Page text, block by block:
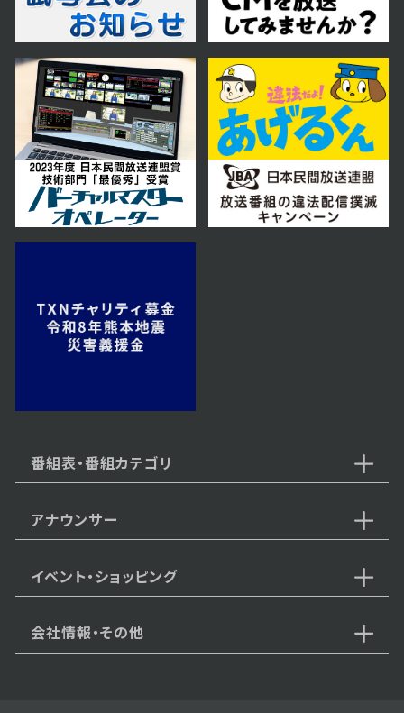
2024年11月14日 放送
第57話
2024年11月13日 放送
第56話
第55話
2024年11月07日 放送
番組表・番組カテゴリ
アナウンサー
イベント・ショッピング
会社情報・その他